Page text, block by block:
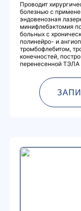
Проводит
болезнью с
эндовенозная
минифлебэктомия
больных с
полинейро- и
тромбофлебитом,
конечностей,
перенесенной